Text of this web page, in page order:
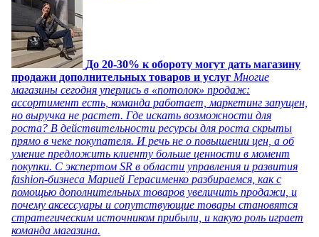
До 20-30% к обороту могут дать магазину
продажи дополнительных товаров и услуг Многие
магазины сегодня уперлись в «потолок» продаж:
ассортимент есть, команда работает, маркетинг запущен,
но выручка не растет. Где искать возможности для
роста? В действительности ресурсы для роста скрыты
прямо в чеке покупателя. И речь не о повышении цен, а об
умение предложить клиенту больше ценности в момент
покупки. С экспертом SR в области управления и развития
fashion-бизнеса Марией Герасименко разбираемся, как с
помощью дополнительных товаров увеличить продажи, и
почему аксессуары и сопутствующие товары становятся
стратегическим источником прибыли, и какую роль играет
команда магазина.